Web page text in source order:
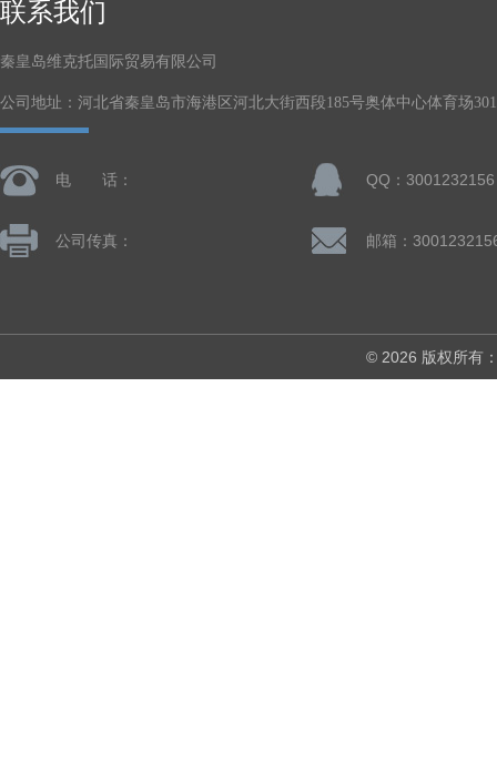
联系我们
秦皇岛维克托国际贸易有限公司
公司地址：河北省秦皇岛市海港区河北大街西段185号奥体中心体育场
电 话： QQ：3001232156
公司传真： 邮箱：
© 2026 版权所有